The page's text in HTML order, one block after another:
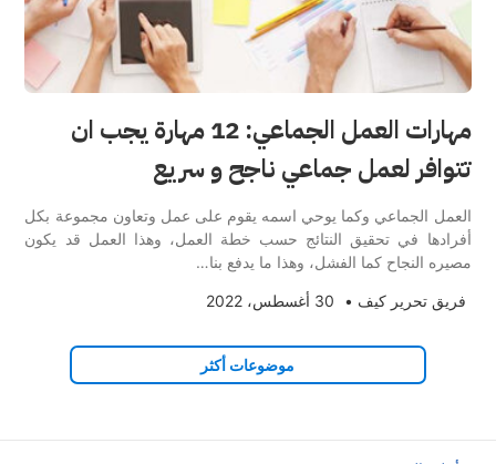
مهارات العمل الجماعي: 12 مهارة يجب ان
تتوافر لعمل جماعي ناجح و سريع
العمل الجماعي وكما يوحي اسمه يقوم على عمل وتعاون مجموعة بكل
أفرادها في تحقيق النتائج حسب خطة العمل، وهذا العمل قد يكون
مصيره النجاح كما الفشل، وهذا ما يدفع بنا…
فريق تحرير كيف • 30 أغسطس، 2022
موضوعات أكثر